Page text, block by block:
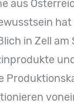
aus
in Zell